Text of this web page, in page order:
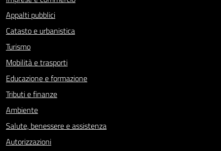
Appalti pubblici
Catasto e urbanistica
Turismo
Mobilità e trasporti
Educazione e formazione
Tributi e finanze
Ambiente
Salute, benessere e assistenza
Autorizzazioni